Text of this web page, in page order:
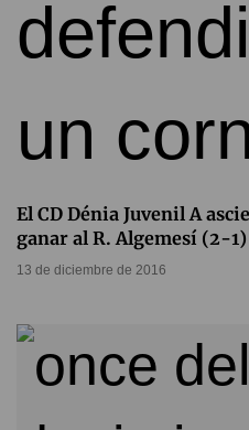
El CD Dénia Juvenil A
ganar al R. Algemesí (2-1)
13 de diciembre de 2016